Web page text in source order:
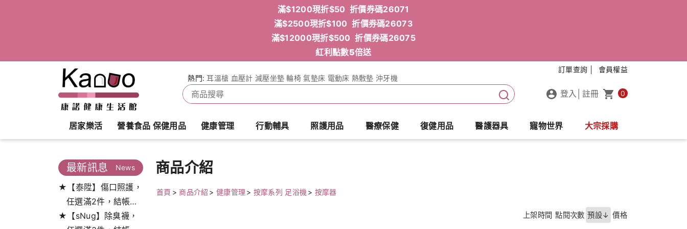
滿$1200現折$50 折價券碼26071
滿$2500現折$100 折價券碼26073
滿$12000現折$500 折價券碼26075
紅利點數5倍送
熱門: 耳溫槍 血壓計 減壓坐墊 輪椅 氣墊床 電動床 熱敷墊 沖牙機
訂單查詢 │ 會員權益
登入 註冊 0
居家樂活 營養食品 保健用品 健康管理 行動輔具 照護用品 醫療保健 復健用品 醫護器具 寵物世界 大宗採購
最新訊息 News
★【泰陞】傷口照護，
任選滿2件，結帳打
9.5折!
★【sNug】除臭襪，
商品介紹
首頁 >商品介紹 >健康管理 > 按摩系列 足浴機 > 按摩器
上架時間 點閱次數 預設↓ 價格